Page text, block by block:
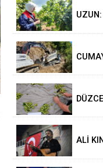
UZUN:
ALİ